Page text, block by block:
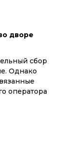
сбор
Однако
оператора
дворе